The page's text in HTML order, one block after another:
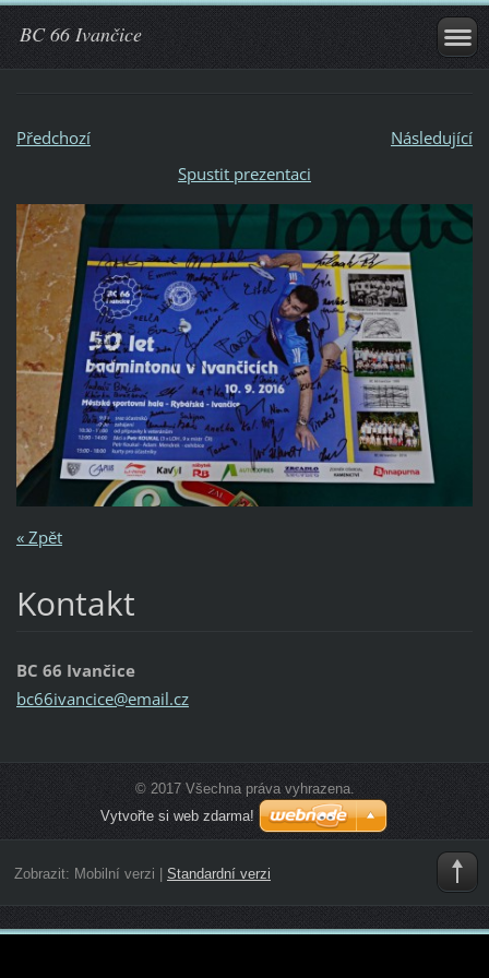
BC 66 Ivančice
Předchozí
Následující
Spustit prezentaci
« Zpět
Kontakt
BC 66 Ivančice
bc66ivancice@email.cz
© 2017 Všechna práva vyhrazena.
Vytvořte si web zdarma!
Zobrazit: Mobilní verzi Standardní verzi